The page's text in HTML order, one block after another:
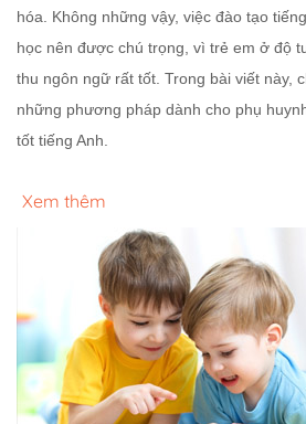
hóa. Không những vậy, việc đào tạo
học nên được chú trọng, vì trẻ em ở độ
thu ngôn ngữ rất tốt. Trong bài viết này,
những phương pháp dành cho phụ
tốt tiếng Anh.
Xem thêm